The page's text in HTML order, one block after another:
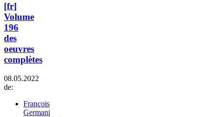
[fr]
Volume
196
des
oeuvres
complètes
08.05.2022
de:
François
Germani